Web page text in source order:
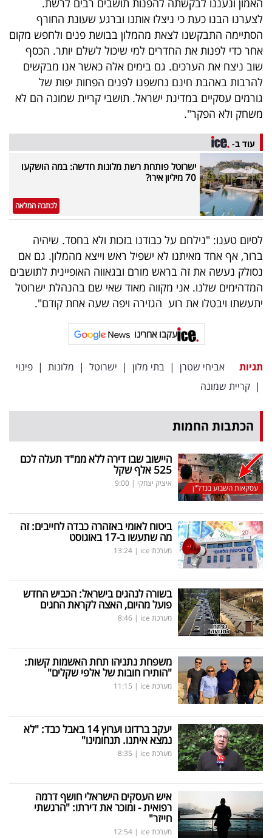
האמון ונעננו לבקשתה להפנות תושבים רבים לרשת.
לצערנו הבנו כעת כי ניצלו אותנו וברגע שעונת החורף
הסתיימה התבקשנו לצאת מהמלון בבושת פנים ולחפש מקום
אחר כדי לפנות את החדרים למי שיכול לשלם יותר. הכסף
שוב ניצח את הערכים. גם בימים אלה כאשר אנו מבקשים
להרבות באהבת חינם נחשפנו לפנים הפחות יפות של
גורמים עסקיים במדינת ישראל. תושבי קריית שמונה הם לא
משחק ולא הפקר".
עוד ב-
ישרוטל פותחת רשת מלונות חדשה: במה הושקעו
70 מיליון אירו?
לכתבה המלאה
לסיום טענו: "נילחם על כבודנו בזכות ולא בחסד. שיהיה
ברור, אף אחד מאיתנו לא ישפיל ראש וייצא מהמלון. גם אם
נסולק נעשה את זה בראש מורם ובגאווה האופיינית לתושבים
המדהימים שלנו. אני מקווה מאוד שאי שם בהנהלת ישרוטל
יתעשתו ויבטלו את רוע הגזירה ויפה שעה אחת קודם".
עקבו אחרינו
תגיות אביחי שטרן | בתי מלון | ישרוטל | מלונות | פינוי
| קריית שמונה
הכתבות החמות
עסקאות השבוע בנדל"ן
היישוב שבו דירה ללא ממ"ד תעלה לכם
525 אלף שקל
איציק יצחקי |
9:00
ביטוח לאומי באזהרה כבדה לחייבים: זה
מה שתעשו ב-17 באוגוסט
מערכת ice |
13:24
בשורה לנהגים בישראל: הכביש החדש
פועל מהיום, האצה לקראת החגים
מערכת ice |
8:46
משפחת נתניהו תחת האשמות קשות:
"הותירו חובות של אלפי שקלים"
מערכת ice |
11:15
יעקב ברדוגו וערוץ 14 באבל כבד: "לא
נמצא איתנו. תנחומינו"
מערכת ice |
8:35
איש העסקים הישראלי חושף דרמה
רפואית - ומוכר את דירתו: "הרגשתי
חייזר"
מערכת ice |
12:54